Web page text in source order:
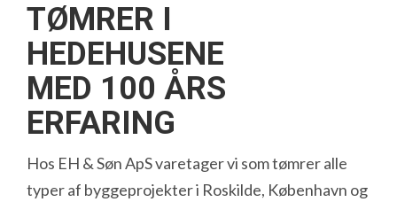
TØMRER I
HEDEHUSENE
MED 100 ÅRS
ERFARING
Hos EH & Søn ApS varetager vi som tømrer alle
typer af byggeprojekter i Roskilde, København og